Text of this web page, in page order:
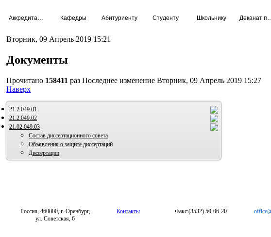
Кафедры Абитуриенту Студенту Школьнику
Вторник, 09 Апрель 2019 15:21
Документы
Прочитано 158411 раз Последнее изменение Вторник, 09 Апрель 2019 15:27
Наверх
21.2.049.01
21.2.049.02
21.02.049.03
Состав диссертационного совета
Объявления о защите диссертаций
Диссертации
Россия, 460000, г. Оренбург,
ул. Советская, 6
Контакты Факс:(3532) 50-06-20